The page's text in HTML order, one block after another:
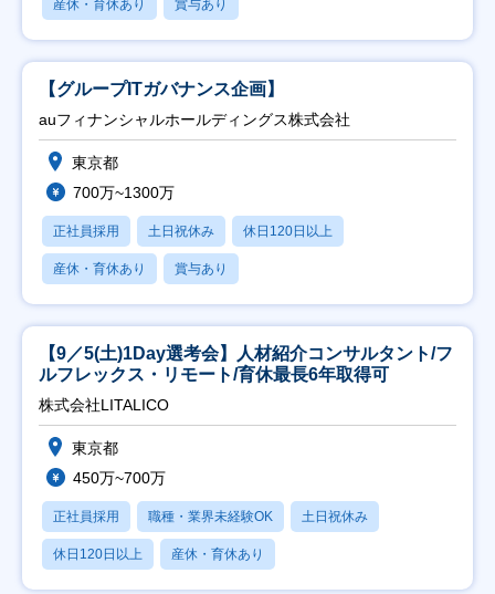
産休・育休あり 賞与あり
【グループITガバナンス企画】
auフィナンシャルホールディングス株式会社
東京都
700万~1300万
正社員採用 土日祝休み 休日120日以上
産休・育休あり 賞与あり
【9／5(土)1Day選考会】人材紹介コンサルタント/フ
ルフレックス・リモート/育休最長6年取得可
株式会社LITALICO
東京都
450万~700万
正社員採用 職種・業界未経験OK 土日祝休み
休日120日以上 産休・育休あり